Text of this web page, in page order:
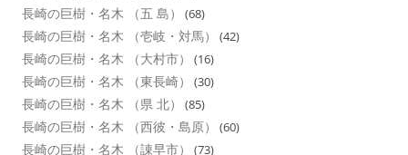
長崎の巨樹・名木 （五 島） (68)
長崎の巨樹・名木 （壱岐・対馬） (42)
長崎の巨樹・名木 （大村市） (16)
長崎の巨樹・名木 （東長崎） (30)
長崎の巨樹・名木 （県 北） (85)
長崎の巨樹・名木 （西彼・島原） (60)
長崎の巨樹・名木 （諌早市） (73)